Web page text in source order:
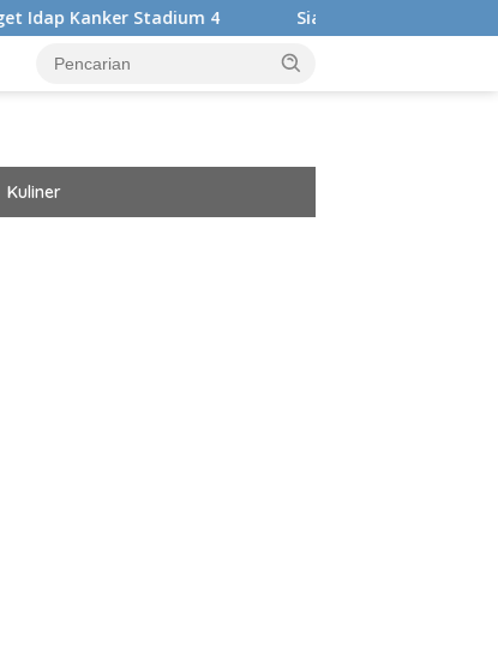
4 Siap Harumkan Nama Bangsa, Audrey
Kuliner